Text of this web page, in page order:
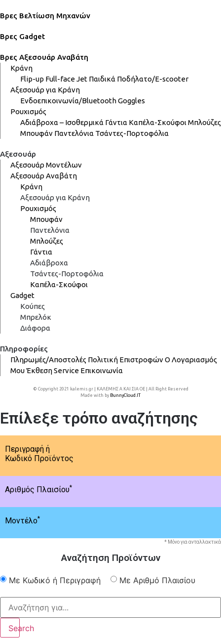
Βρες Βελτίωση Μηχανών
Βρες Gadget
Βρες Αξεσουάρ Αναβάτη
Κράνη
Flip-up Full-faceJet Παιδικά Ποδήλατο/E-scooter
Αξεσουάρ για Κράνη
Ενδοεπικοινωνία/BluetoothGoggles
Ρουχισμός
Αδιάβροχα – Ισοθερμικά Γάντια Καπέλα-Σκούφοι Μπλούζες
Μπουφάν Παντελόνια Τσάντες-Πορτοφόλια
Αξεσουάρ
Αξεσουάρ Μοντέλων
Αξεσουάρ Αναβάτη
Κράνη
Αξεσουάρ για Κράνη
Ρουχισμός
Μπουφάν
Παντελόνια
Μπλούζες
Γάντια
Αδιάβροχα
Τσάντες-Πορτοφόλια
Καπέλα-Σκούφοι
Gadget
Κούπες
Μπρελόκ
Διάφορα
Πληροφορίες
Πληρωμές/Αποστολές Πολιτική ΕπιστροφώνΟ Λογαριασμός
ΜουΈκθεσηService Επικοινωνία
© Copyright 2021 kalemis.gr | ΚΑΛΕΜΗΣ Α ΚΑΙ ΣΙΑ ΟΕ | All Right Reserved
Made with by BunnyCloud.IT
Επίλεξε τρόπο αναζήτησης
Περιγραφή ή
Κωδικό Προϊόντος
Αριθμός Πλαισίου*
Μοντέλο*
* Μόνο για ανταλλακτικά
Αναζήτηση Προϊόντων
Με Κωδικό ή Περιγραφή Με Αριθμό Πλαισίου
Search